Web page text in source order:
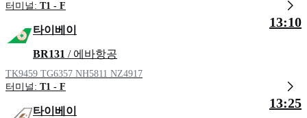
터미널: T1 - F
타이베이
BR131 / 에바항공
TK9459 TG6357 NH5811 NZ4917
터미널: T1 - F
13:10
타이베이
13:25